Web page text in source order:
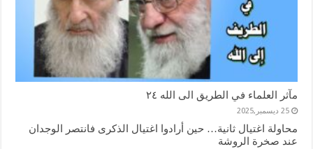
مآثر العلماء في الطريق الى الله ٢٤
25 ديسمبر,2025
محاولة اغتيال ثانية… حين أرادوا اغتيال الذكرى فانتصر الوجدان
عند صخرة الروشة